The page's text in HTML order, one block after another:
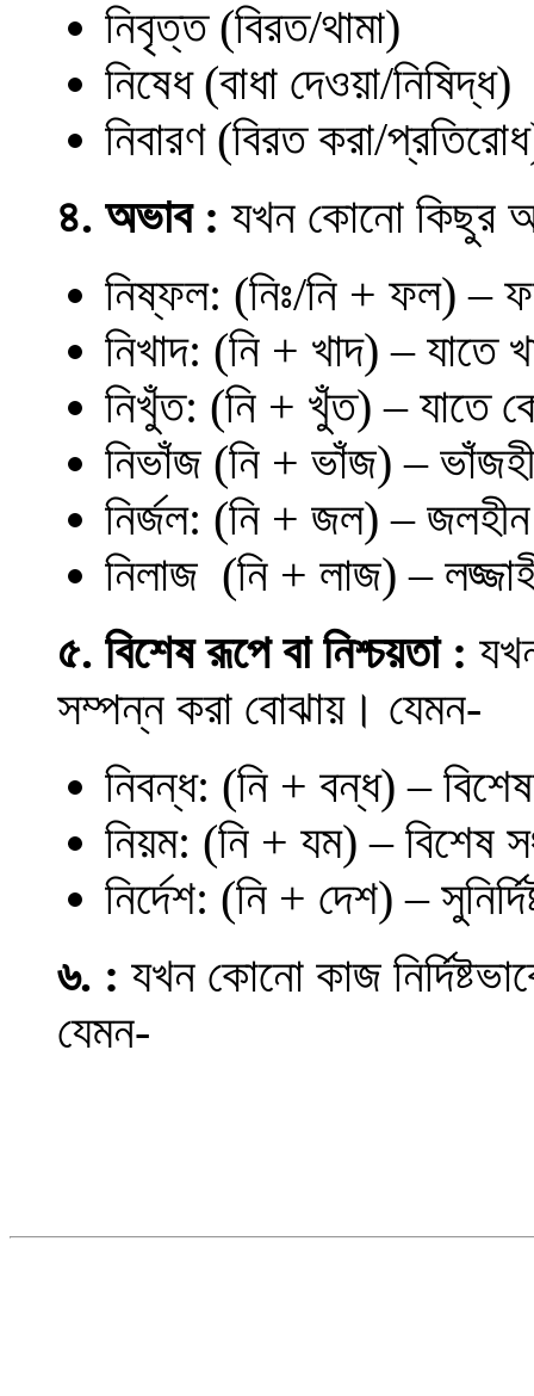
নিবৃত্ত (বিরত/থামা)
নিষেধ (বাধা দেওয়া/নিষিদ্ধ)
নিবারণ (বিরত করা/
৪. অভাব : যখন কোনো কিছুর
নিষ্ফল: (নিঃ/নি + ফল) –
নিখাদ: (নি + খাদ) – যাতে
নিখুঁত: (নি + খুঁত) – যাতে
নিভাঁজ (নি + ভাঁজ) –
নির্জল: (নি + জল) – জলহীন
নিলাজ (নি + লাজ) –
৫. বিশেষ রূপে বা নিশ্চয়তা :
সম্পন্ন করা বোঝায়। যেমন-
নিবন্ধ: (নি + বন্ধ) –
নিয়ম: (নি + যম) – বিশেষ
নির্দেশ: (নি + দেশ) –
৬. : যখন কোনো কাজ
যেমন-